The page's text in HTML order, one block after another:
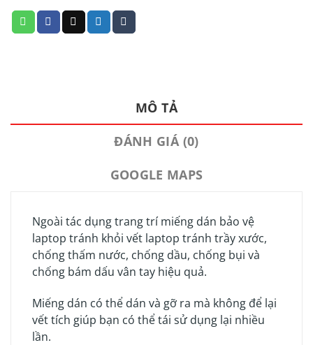
MÔ TẢ
ĐÁNH GIÁ (0)
GOOGLE MAPS
Ngoài tác dụng trang trí miếng dán bảo vệ
laptop tránh khỏi vết laptop tránh trầy xước,
chống thấm nước, chống dầu, chống bụi và
chống bám dấu vân tay hiệu quả.
Miếng dán có thể dán và gỡ ra mà không để lại
vết tích giúp bạn có thể tái sử dụng lại nhiều
lần.